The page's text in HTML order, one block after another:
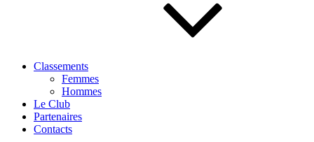
Classements
Femmes
Hommes
Le Club
Partenaires
Contacts